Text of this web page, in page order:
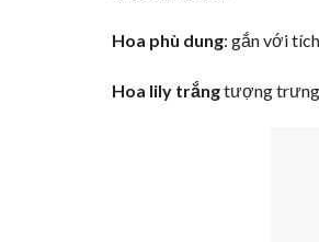
Hoa phù dung: gắn với
Hoa lily trắngtượng trưng